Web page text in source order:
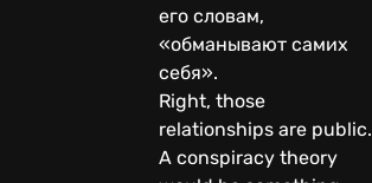
его словам,
«обманывают самих
себя».
Right, those
relationships are public.
A conspiracy theory